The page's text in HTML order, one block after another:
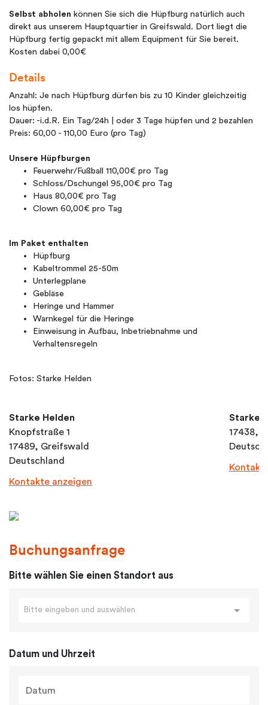
Selbst abholen können Sie sich die Hüpfburg natürlich auch
direkt aus unserem Hauptquartier in Greifswald. Dort liegt die
Hüpfburg fertig gepackt mit allem Equipment für Sie bereit.
Kosten dabei 0,00€
Details
Anzahl: Je nach Hüpfburg dürfen bis zu 10 Kinder gleichzeitig
los hüpfen.
Dauer: -i.d.R. Ein Tag/24h | oder 3 Tage hüpfen und 2 bezahlen
Preis: 60,00 - 110,00 Euro (pro Tag)
Unsere Hüpfburgen
Feuerwehr/Fußball 110,00€ pro Tag
Schloss/Dschungel 95,00€ pro Tag
Haus 80,00€ pro Tag
Clown 60,00€ pro Tag
Im Paket enthalten
Hüpfburg
Kabeltrommel 25-50m
Unterlegplane
Gebläse
Heringe und Hammer
Warnkegel für die Heringe
Einweisung in Aufbau, Inbetriebnahme und
Verhaltensregeln
Fotos: Starke Helden
Starke Helden
Knopfstraße 1
17489, Greifswald
Deutschland
Kontakte anzeigen
Starke
17438,
Buchungsanfrage
Bitte wählen Sie einen Standort aus
Bitte eingeben und auswählen
Datum und Uhrzeit
Datum